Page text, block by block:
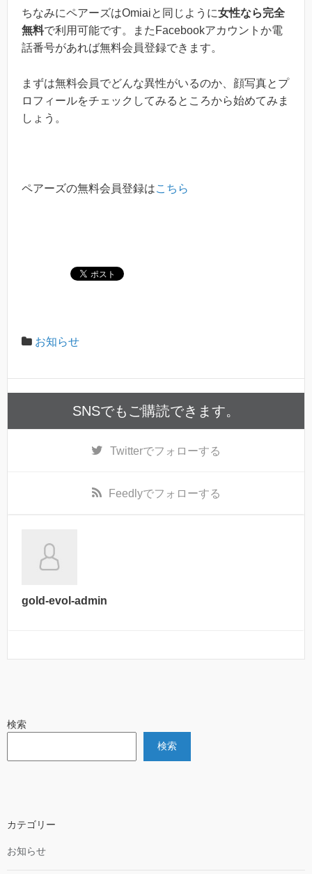
ちなみにペアーズはOmiaiと同じように女性なら完全
無料で利用可能です。またFacebookアカウントか電
話番号があれば無料会員登録できます。
まずは無料会員でどんな異性がいるのか、顔写真とプ
ロフィールをチェックしてみるところから始めてみま
しょう。
ペアーズの無料会員登録はこちら
お知らせ
SNSでもご購読できます。
Twitterでフォローする
Feedlyでフォローする
gold-evol-admin
検索
検索
カテゴリー
お知らせ